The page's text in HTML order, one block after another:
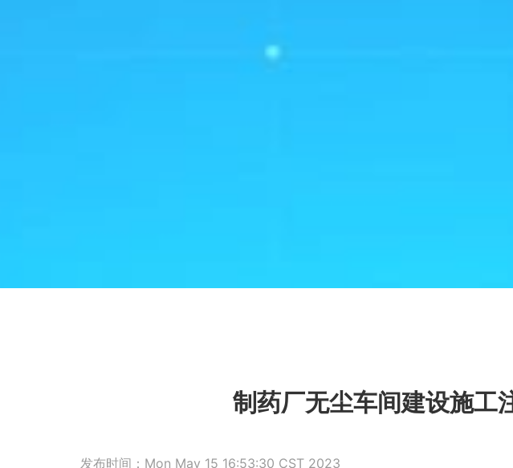
制药厂无尘车间建设施工
发布时间：Mon May 15 16:53:30 CST 2023